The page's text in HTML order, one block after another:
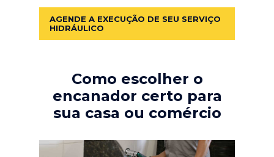
AGENDE A EXECUÇÃO DE SEU SERVIÇO
HIDRÁULICO
Como escolher o
encanador certo para
sua casa ou comércio